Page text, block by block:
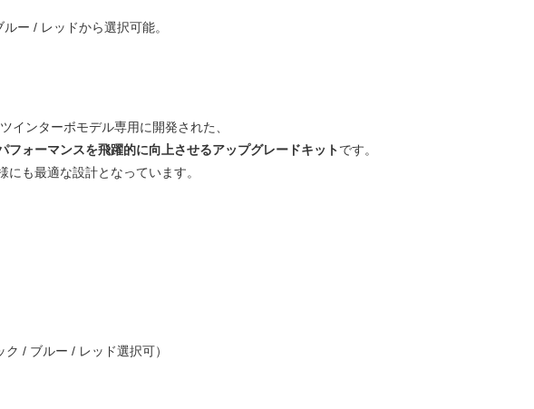
ー / レッドから選択可能。
インターボモデル専用に開発された、
フォーマンスを飛躍的に向上させるアップグレードキットです。
も最適な設計となっています。
/ ブルー / レッド選択可）